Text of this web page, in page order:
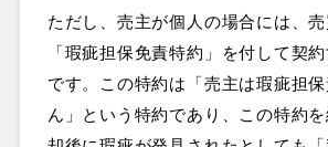
ただし、売主が個人の場合には、
「瑕疵担保免責特約」を付して契
です。この特約は「売主は瑕疵担
ん」という特約であり、この特約